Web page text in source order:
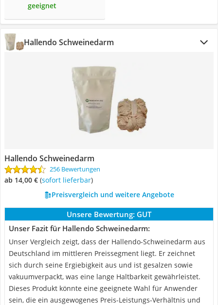
geeignet
Hallendo Schweinedarm
Hallendo Schweinedarm
256 Bewertungen
ab 14,00 € ( Sofort lieferbar)
Preisvergleich und weitere Angebote
Unsere Bewertung: GUT
Unser Fazit für Hallendo Schweinedarm:
Unser Vergleich zeigt, dass der Hallendo-Schweinedarm aus
Deutschland im mittleren Preissegment liegt. Er zeichnet
sich durch seine Ergiebigkeit aus und ist gesalzen sowie
vakuumverpackt, was eine lange Haltbarkeit gewährleistet.
Dieses Produkt könnte eine geeignete Wahl für Anwender
sein, die ein ausgewogenes Preis-Leistungs-Verhältnis und